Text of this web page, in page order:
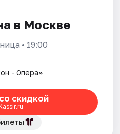
в Москве
• 19:00
- Опера»
скидкой